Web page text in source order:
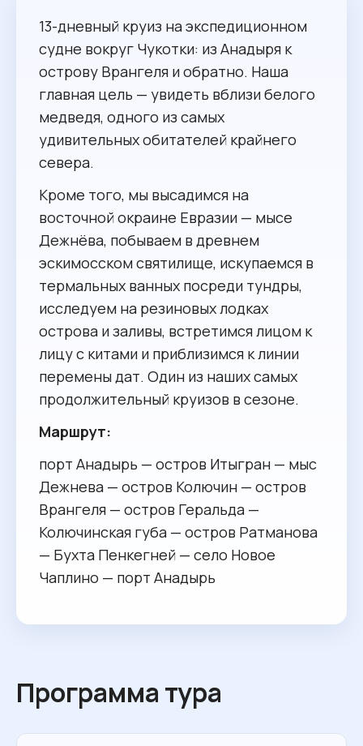
13-дневный круиз на экспедиционном
судне вокруг Чукотки: из Анадыря к
острову Врангеля и обратно. Наша
главная цель — увидеть вблизи белого
медведя, одного из самых
удивительных обитателей крайнего
севера.
Кроме того, мы высадимся на
восточной окраине Евразии — мысе
Дежнёва, побываем в древнем
эскимосском святилище, искупаемся в
термальных ванных посреди тундры,
исследуем на резиновых лодках
острова и заливы, встретимся лицом к
лицу с китами и приблизимся к линии
перемены дат. Один из наших самых
продолжительный круизов в сезоне.
Маршрут:
порт Анадырь — остров Итыгран — мыс
Дежнева — остров Колючин — остров
Врангеля — остров Геральда —
Колючинская губа — остров Ратманова
— Бухта Пенкегней — село Новое
Чаплино — порт Анадырь
Программа тура